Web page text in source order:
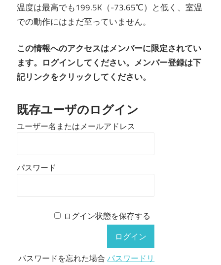
温度は最高でも199.5K（-73.65℃）と低く、室温
での動作にはまだ至っていません。
この情報へのアクセスはメンバーに限定されてい
ます。ログインしてください。メンバー登録は下
記リンクをクリックしてください。
既存ユーザのログイン
ユーザー名またはメールアドレス
パスワード
ログイン状態を保存する
パスワードを忘れた場合パスワードリ